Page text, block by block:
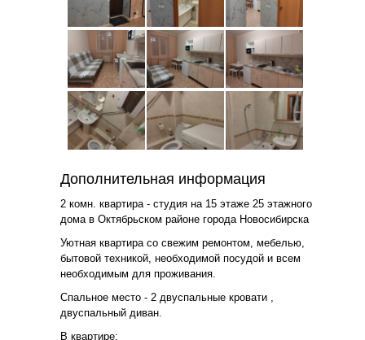
Дополнительная информация
2 комн. квартира - студия на 15 этаже 25 этажного
дома в Октябрьском районе города Новосибирска
Уютная квартира со свежим ремонтом, мебелью,
бытовой техникой, необходимой посудой и всем
необходимым для проживания.
Спальное место - 2 двуспальные кровати ,
двуспальный диван.
В квартире: